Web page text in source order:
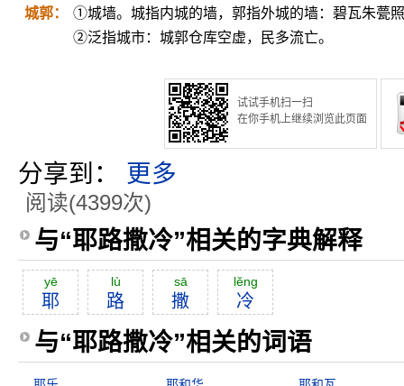
城郭：
①城墙。城指内城的墙，郭指外城的墙：碧瓦朱甍
②泛指城市：城郭仓库空虚，民多流亡。
试试手机扫一扫
在你手机上继续浏览此页面
分享到： 更多
阅读(4399次)
与“耶路撒冷”相关的字典解释
yē
耶
lù
路
sā
撒
lĕng
冷
与“耶路撒冷”相关的词语